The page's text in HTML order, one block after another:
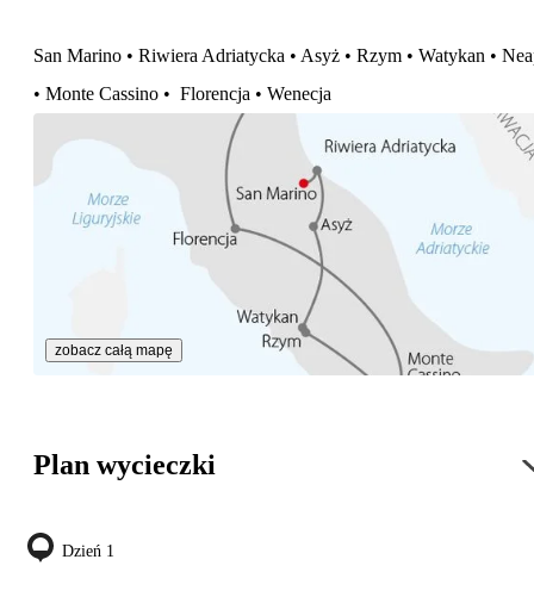
San Marino • Riwiera Adriatycka • Asyż • Rzym • Watykan •
• Monte Cassino • Florencja • Wenecja
zobacz całą mapę
Plan wycieczki
Dzień 1